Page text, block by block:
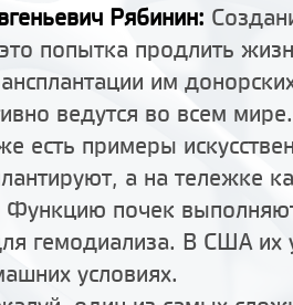
Рябинин:
попытка продлить
им
ведутся во всем
есть примеры
а на тележке
Функцию почек
гемодиализа. В США их
условиях.